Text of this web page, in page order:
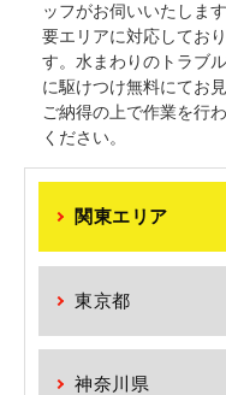
ッフがお伺いいたしま
要エリアに対応してお
す。水まわりのトラブ
に駆けつけ無料にてお
ご納得の上で作業を行
ください。
関東エリア
東京都
神奈川県